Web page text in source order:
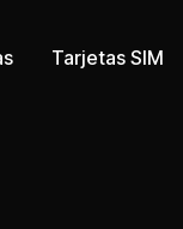
Tarjetas SIM